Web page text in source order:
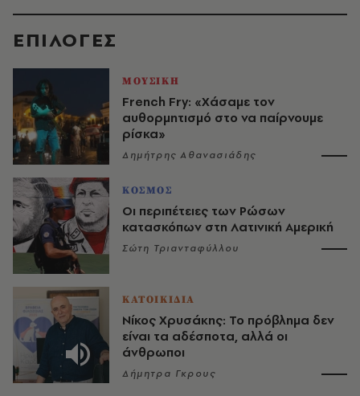
EΠΙΛΟΓΈΣ
ΜΟΥΣΙΚΗ
French Fry: «Χάσαμε τον
αυθορμητισμό στο να παίρνουμε
ρίσκα»
Δημήτρης Αθανασιάδης
ΚΟΣΜΟΣ
Οι περιπέτειες των Ρώσων
κατασκόπων στη Λατινική Αμερική
Σώτη Τριανταφύλλου
ΚΑΤΟΙΚΙΔΙΑ
Νίκος Χρυσάκης: Το πρόβλημα δεν
είναι τα αδέσποτα, αλλά οι
άνθρωποι
Δήμητρα Γκρους